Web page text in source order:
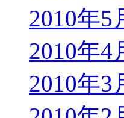
2010年5
2010年4
2010年3